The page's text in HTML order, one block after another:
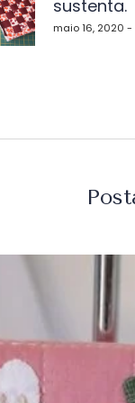
sustenta.
maio 16, 2020 -